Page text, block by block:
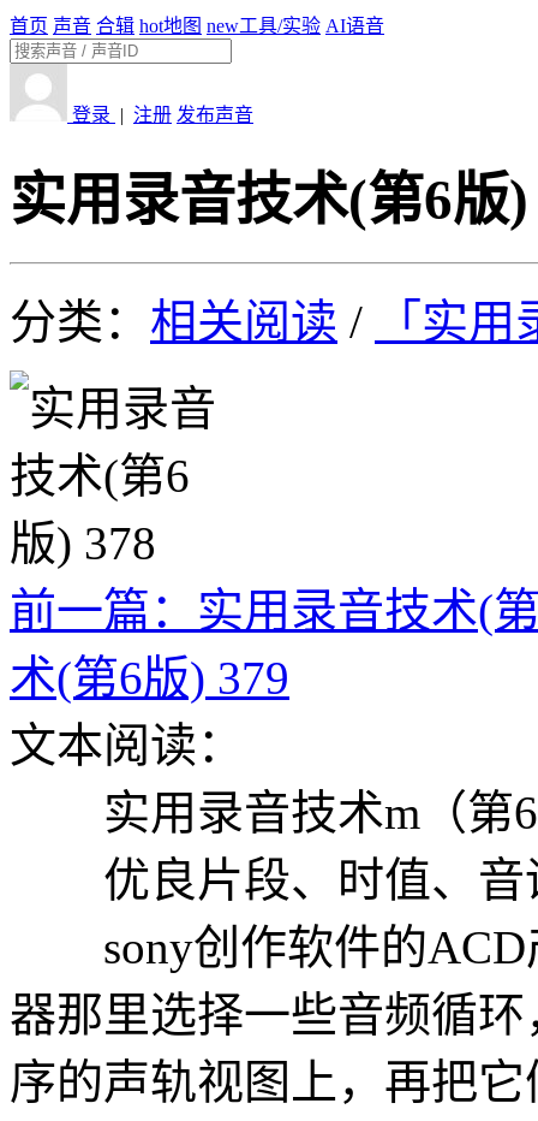
首页 声音 合辑 hot地图 new工具/实验 AI语音
登录 | 注册 发布声音
实用录音技术(第6版)
分类： 相关阅读 / 「实
前一篇：实用录音技术(
术(第6版) 379
文本阅读：
实用录音技术m（第
优良片段、时值、音
sony创作软件的ACD
器那里选择一些音频循
序的声轨视图上，再把